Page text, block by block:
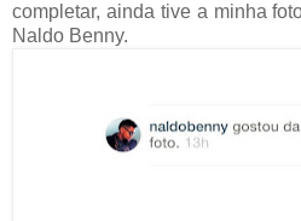
completar, ainda tive a minha
Naldo Benny.